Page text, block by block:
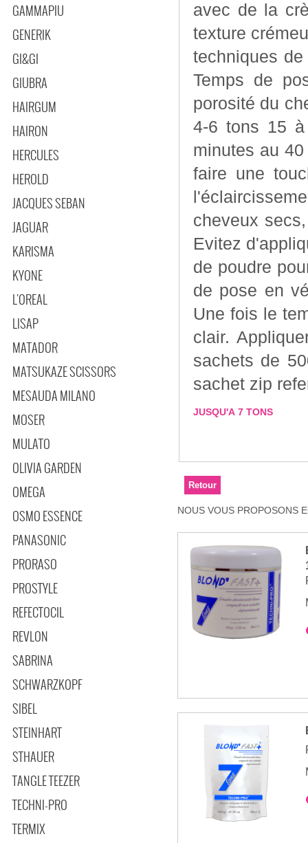
GAMMAPIU
GENERIK
GI&GI
GIUBRA
HAIRGUM
HAIRON
HERCULES
HEROLD
JACQUES SEBAN
JAGUAR
KARISMA
KYONE
L'OREAL
LISAP
MATADOR
MATSUKAZE SCISSORS
MESAUDA MILANO
MOSER
MULATO
OLIVIA GARDEN
OMEGA
OSMO ESSENCE
PANASONIC
PRORASO
PROSTYLE
REFECTOCIL
REVLON
SABRINA
SCHWARZKOPF
SIBEL
STEINHART
STHAUER
TANGLE TEEZER
TECHNI-PRO
TERMIX
avec de la
texture
techniques de
Temps de
porosité du cheveux : 1-3 tons 10 à 20
4-6 tons 15
minutes au 40 volumes. Comme
faire une
l'éclaircissement
cheveux
Evitez
de poudre
de pose en
Une fois le
clair. Appliquer
sachets de
sachet zip
JUSQU'A 7 TONS
NOUS VOUS PROPOSONS